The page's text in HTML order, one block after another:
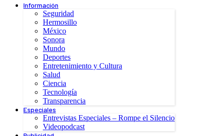
Información
Seguridad
Hermosillo
México
Sonora
Mundo
Deportes
Entretenimiento y Cultura
Salud
Ciencia
Tecnología
Transparencia
Especiales
Entrevistas Especiales – Rompe el Silencio
Videopodcast